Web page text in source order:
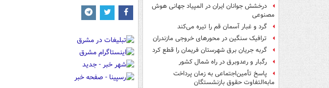
درخشش جوانان ایران در المپیاد جهانی هوش
مصنوعی
گرد و غبار آسمان قم را تیره می‌کند
ترافیک سنگین در محورهای خروجی مازندران
گربه جریان برق شهرستان فریمان را قطع کرد
رگبار و رعدوبرق در راه شمال کشور
پاسخ تأمین‌اجتماعی به زمان پرداخت
مابه‌التفاوت حقوق بازنشستگان